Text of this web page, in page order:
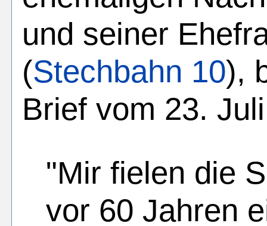
und seiner
(Stechbahn 10),
Brief vom 23.
"Mir fielen die
vor 60 Jahren